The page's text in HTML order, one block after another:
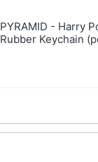
PYRAMID - Harry
Rubber Keychain